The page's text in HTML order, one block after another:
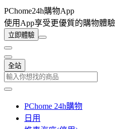
PChome24h購物App
使用App享受更優質的購物體驗
立即體驗
全站
PChome 24h購物
日用